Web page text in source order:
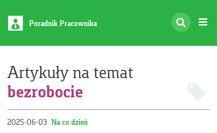
Poradnik Pracownika
Artykuły na temat
bezrobocie
2025-06-03 Na co dzień